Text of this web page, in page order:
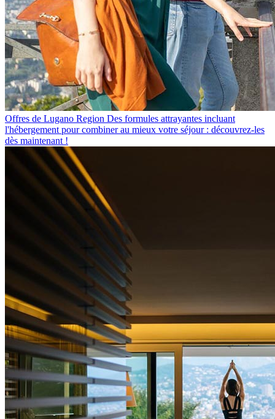
Offres de Lugano Region Des formules attrayantes incluant
l'hébergement pour combiner au mieux votre séjour : découvrez-les
dès maintenant !